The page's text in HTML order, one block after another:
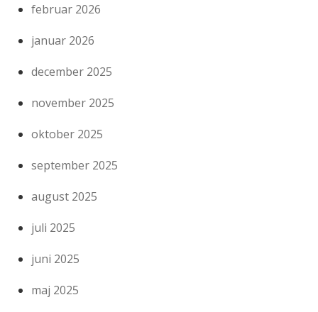
februar 2026
januar 2026
december 2025
november 2025
oktober 2025
september 2025
august 2025
juli 2025
juni 2025
maj 2025